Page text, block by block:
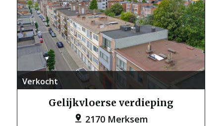
Verkocht
Gelijkvloerse verdieping
2170 Merksem